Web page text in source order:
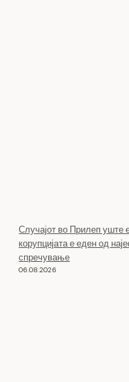
Случајот во Прилеп уште
корупцијата е еден од
спречување
06.08.2026